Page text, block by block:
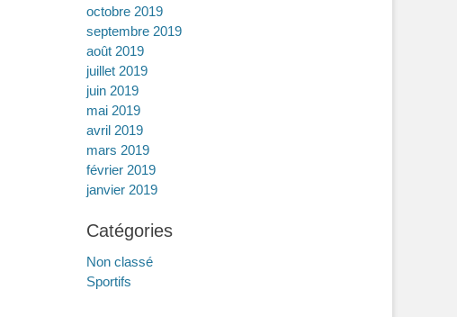
octobre 2019
septembre 2019
août 2019
juillet 2019
juin 2019
mai 2019
avril 2019
mars 2019
février 2019
janvier 2019
Catégories
Non classé
Sportifs